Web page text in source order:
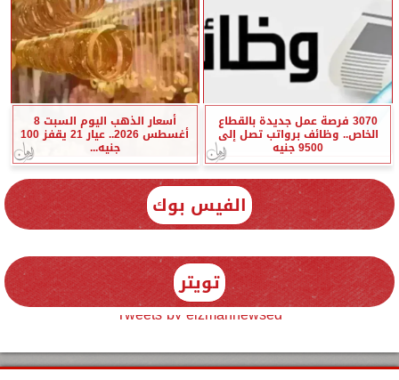
3070 فرصة عمل جديدة بالقطاع
الخاص.. وظائف برواتب تصل إلى
9500 جنيه
أسعار الذهب اليوم السبت 8
أغسطس 2026.. عيار 21 يقفز 100
جنيه...
الفيس بوك
تويتر
Tweets by elzmannewseg